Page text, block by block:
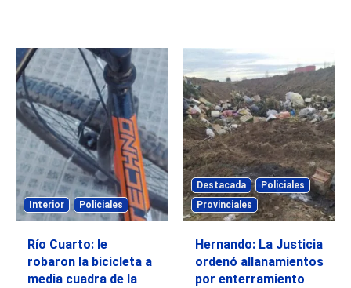
Interior Policiales
Río Cuarto: le
robaron la bicicleta a
media cuadra de la
Destacada
Policiales
Provinciales
Hernando: La Justicia
ordenó allanamientos
por enterramiento